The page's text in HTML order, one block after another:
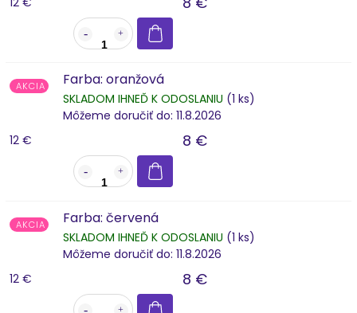
AKCIA Farba: oranžová
SKLADOM IHNEĎ K ODOSLANIU (1 ks)
Môžeme doručiť do: 11.8.2026
12 €
8 €
AKCIA Farba: červená
SKLADOM IHNEĎ K ODOSLANIU (1 ks)
Môžeme doručiť do: 11.8.2026
12 €
8 €